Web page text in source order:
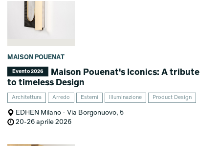
MAISON POUENAT
Evento 2026
Maison Pouenat's Iconics: A tribute
to timeless Design
Architettura Arredo Esterni Illuminazione Product Design
EDHEN Milano - Via Borgonuovo, 5
20-26 aprile 2026